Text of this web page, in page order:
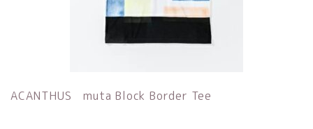
ACANTHUS muta Block Border Tee